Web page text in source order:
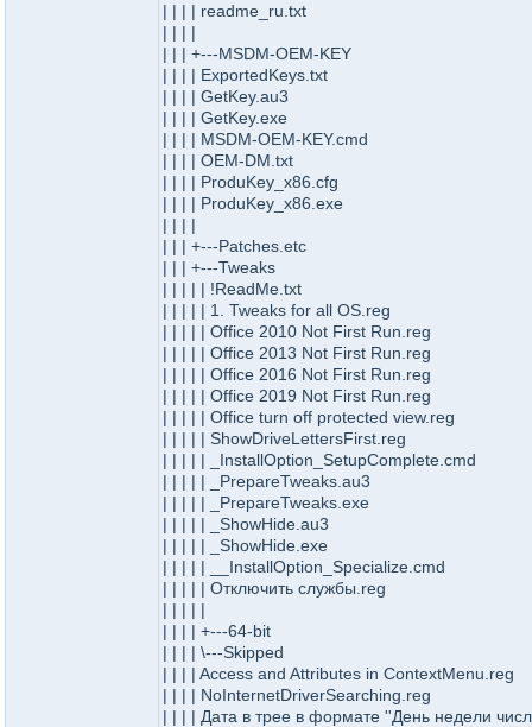
| | | | readme_ru.txt
| | | |
| | | +---MSDM-OEM-KEY
| | | | ExportedKeys.txt
| | | | GetKey.au3
| | | | GetKey.exe
| | | | MSDM-OEM-KEY.cmd
| | | | OEM-DM.txt
| | | | ProduKey_x86.cfg
| | | | ProduKey_x86.exe
| | | |
| | | +---Patches.etc
| | | +---Tweaks
| | | | | !ReadMe.txt
| | | | | 1. Tweaks for all OS.reg
| | | | | Office 2010 Not First Run.reg
| | | | | Office 2013 Not First Run.reg
| | | | | Office 2016 Not First Run.reg
| | | | | Office 2019 Not First Run.reg
| | | | | Office turn off protected view.reg
| | | | | ShowDriveLettersFirst.reg
| | | | | _InstallOption_SetupComplete.cmd
| | | | | _PrepareTweaks.au3
| | | | | _PrepareTweaks.exe
| | | | | _ShowHide.au3
| | | | | _ShowHide.exe
| | | | | __InstallOption_Specialize.cmd
| | | | | Отключить службы.reg
| | | | |
| | | | +---64-bit
| | | | \---Skipped
| | | | Access and Attributes in ContextMenu.reg
| | | | NoInternetDriverSearching.reg
| | | | Дата в трее в формате ''День недели